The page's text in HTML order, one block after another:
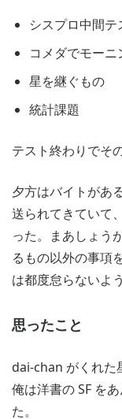
シスプロ中間テ
コメダでモーニ
星を継ぐもの
統計課題
テスト終わりでそ
夕方はバイトがあ
送られてきていて
った。まあしょう
るもの以外の事項
は都度怠らないよ
思ったこと
dai-chan がくれた
俺は洋書の SF を
た。